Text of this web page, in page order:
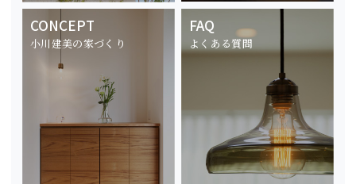
CONCEPT
小川建美の家づくり
FAQ
よくある質問